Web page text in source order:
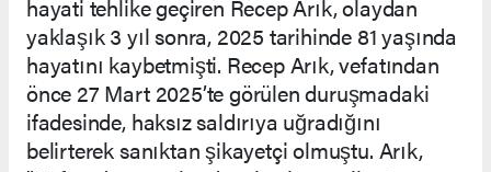
hayati tehlike geçiren Recep Arık, olaydan
yaklaşık 3 yıl sonra, 2025 tarihinde 81 yaşında
hayatını kaybetmişti. Recep Arık, vefatından
önce 27 Mart 2025’te görülen duruşmadaki
ifadesinde, haksız saldırıya uğradığını
belirterek sanıktan şikayetçi olmuştu. Arık,